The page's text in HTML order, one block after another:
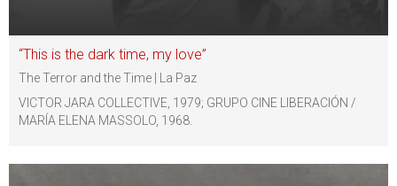
“This is the dark time, my love”
The Terror and the Time | La Paz
VICTOR JARA COLLECTIVE, 1979; GRUPO CINE LIBERACIÓN /
MARÍA ELENA MASSOLO, 1968.